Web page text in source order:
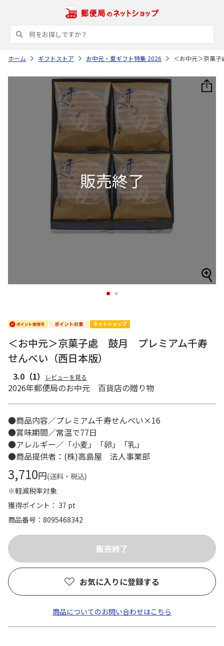
ホーム ギフトストア お中元・夏ギフト特集 2026 ＜お中元＞京菓
1 2
＜お中元＞京菓子處 鼓月 プレミアム千寿
せんべい（西日本版）
3.0 （1） レビューを見る
2026年郵便局のお中元 百貨店の贈り物
●商品内容／プレミアム千寿せんべい×16
●賞味期間／常温で77日
●アレルギー／「小麦」「卵」「乳」
●商品提供者：(株)高島屋 法人事業部
3,710円(送料・税込)
※軽減税率対象
獲得ポイント： 37 pt
商品番号
8095468342
お気に入りに登録する
商品についてのお問い合わせはこちら